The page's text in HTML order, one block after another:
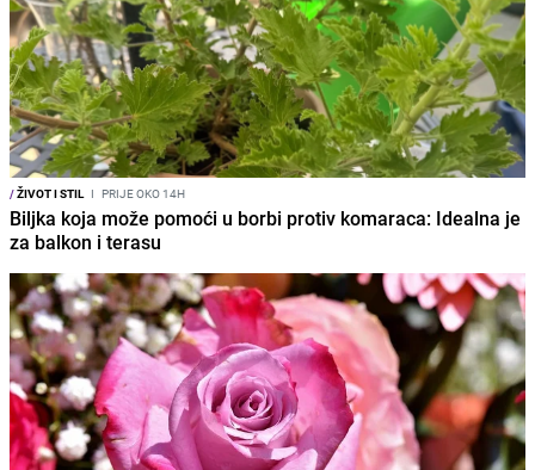
/ŽIVOT I STIL I PRIJE OKO 14H
Biljka koja može pomoći u borbi protiv komaraca: Idealna je
za balkon i terasu